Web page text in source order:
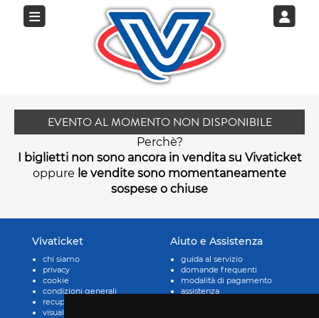
EVENTO AL MOMENTO NON DISPONIBILE
Perchè?
I biglietti non sono ancora in vendita su Vivaticket
oppure le vendite sono momentaneamente
sospese o chiuse
Vivaticket
chi siamo
privacy
cookie
condizioni generali
recupero prenotazioni
visualizza ricevuta
Aiuto e Assistenza
guida al servizio
domande frequenti
modalità di pagamento
assistenza